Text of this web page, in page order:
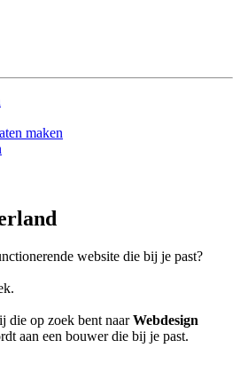
maken
website die bij je past?
die op zoek bent naarWebdesign
aan een bouwer die bij je past.